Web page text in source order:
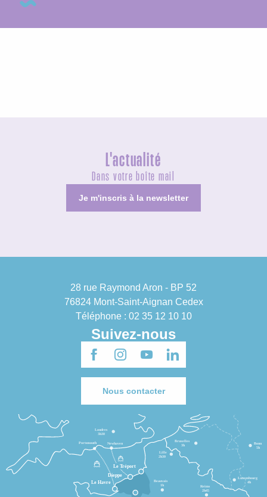
L'actualité
Dans votre boîte mail
Je m'inscris à la newsletter
28 rue Raymond Aron - BP 52
76824 Mont-Saint-Aignan Cedex
Téléphone : 02 35 12 10 10
Suivez-nous
Nous contacter
Le Havre
Dieppe
Le Tréport
Beauvais
1h
Reims
2h45
Lille
2h30
Bruxelles
3h
Londres
3h30
Newhaven
Portsmouth
Bonn
5h
Luxembourg
4h